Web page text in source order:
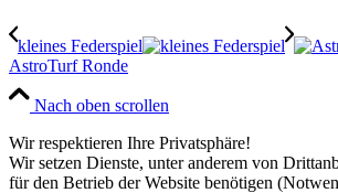
kleines Federspiel
AstroTurf Ronde
Nach oben scrollen
Wir respektieren Ihre Privatsphäre!
Wir setzen Dienste, unter anderem von
für den Betrieb der Website benötigen